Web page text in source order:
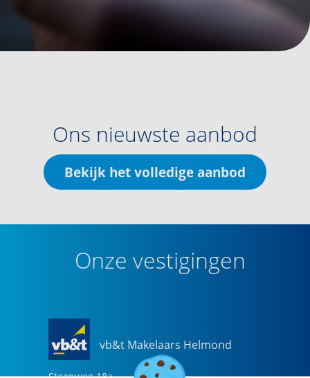
Ons nieuwste aanbod
Bekijk het volledige aanbod
Onze vestigingen
vb&t Makelaars Helmond